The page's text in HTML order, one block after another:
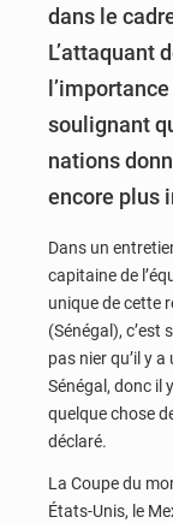
dans le
L’attaquant
soulignant
nations
encore plus
Dans un
capitaine de
unique de cette
(Sénégal), c’est
pas nier qu’il y
Sénégal, donc il
quelque chose
déclaré.
La Coupe du
États-Unis, le